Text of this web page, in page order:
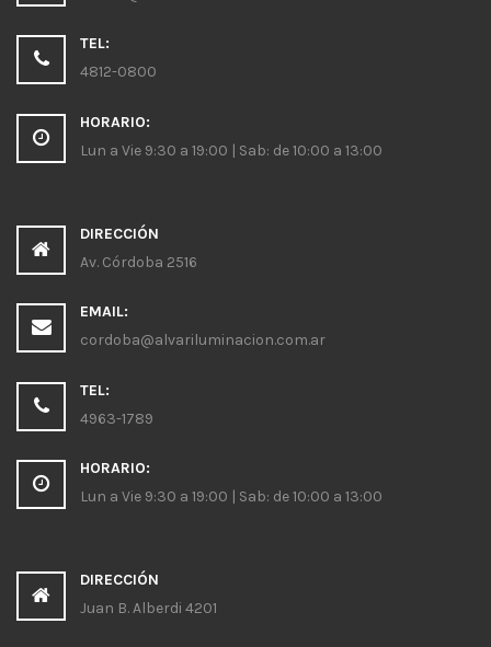
TEL:
4812-0800
HORARIO:
Lun a Vie 9:30 a 19:00 | Sab: de 10:00 a 13:00
DIRECCIÓN
Av. Córdoba 2516
EMAIL:
cordoba@alvariluminacion.com.ar
TEL:
4963-1789
HORARIO:
Lun a Vie 9:30 a 19:00 | Sab: de 10:00 a 13:00
DIRECCIÓN
Juan B. Alberdi 4201